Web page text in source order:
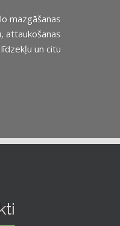
mazgāšanas
attaukošanas
un citu